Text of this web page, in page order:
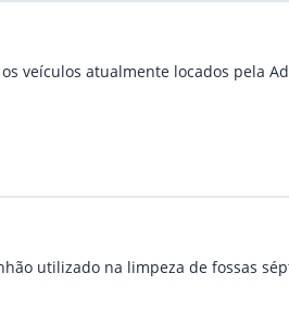
veículos atualmente locados pela
utilizado na limpeza de fossas